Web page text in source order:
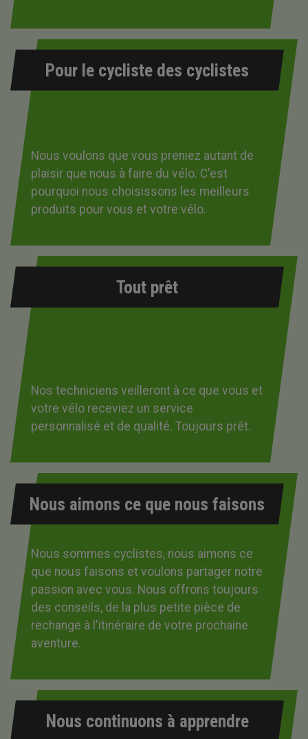
Pour le cycliste des cyclistes
Nous voulons que vous preniez autant de
plaisir que nous à faire du vélo. C'est
pourquoi nous choisissons les meilleurs
produits pour vous et votre vélo.
Tout prêt
Nos techniciens veilleront à ce que vous et
votre vélo receviez un service
personnalisé et de qualité. Toujours prêt.
Nous aimons ce que nous faisons
Nous sommes cyclistes, nous aimons ce
que nous faisons et voulons partager notre
passion avec vous. Nous offrons toujours
des conseils, de la plus petite pièce de
rechange à l'itinéraire de votre prochaine
aventure.
Nous continuons à apprendre